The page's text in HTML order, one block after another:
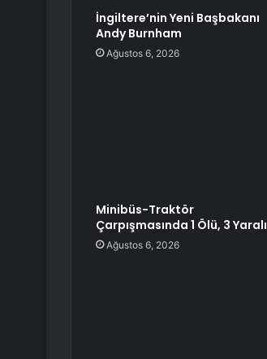
İngiltere’nin Yeni Başbakanı
Andy Burnham
Ağustos 6, 2026
Minibüs-Traktör
Çarpışmasında 1 Ölü, 3 Yaralı
Ağustos 6, 2026